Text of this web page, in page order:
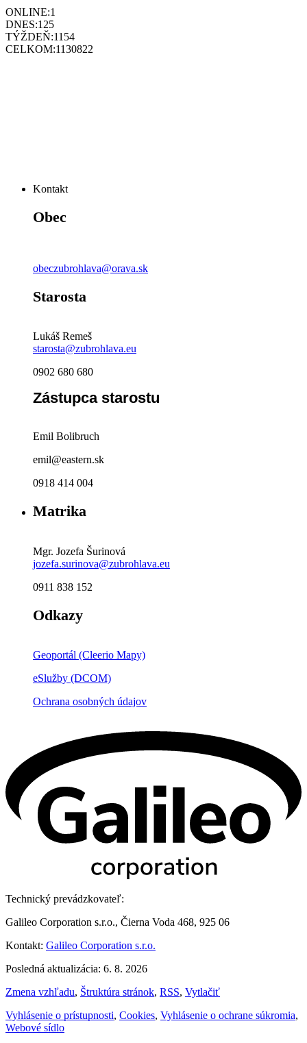
ONLINE:1
DNES:125
TÝŽDEŇ:1154
CELKOM:1130822
Kontakt
Obec
obeczubrohlava@orava.sk
Starosta
Lukáš Remeš
starosta@zubrohlava.eu
0902 680 680
Zástupca starostu
Emil Bolibruch
emil@eastern.sk
0918 414 004
Matrika
Mgr. Jozefa Šurinová
jozefa.surinova@zubrohlava.eu
0911 838 152
Odkazy
Geoportál (Cleerio Mapy)
eSlužby (DCOM)
Ochrana osobných údajov
Technický prevádzkovateľ:
Galileo Corporation s.r.o., Čierna Voda 468, 925 06
Kontakt: Galileo Corporation s.r.o.
Posledná aktualizácia: 6. 8. 2026
Zmena vzhľadu, Štruktúra stránok, RSS, Vytlačiť
Vyhlásenie o prístupnosti, Cookies, Vyhlásenie o ochrane súkromia,
Webové sídlo